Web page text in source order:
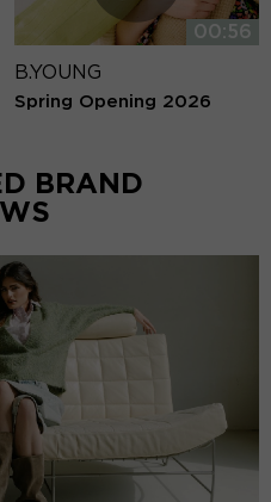
00:56
B.YOUNG
Spring Opening 2026
BRAND